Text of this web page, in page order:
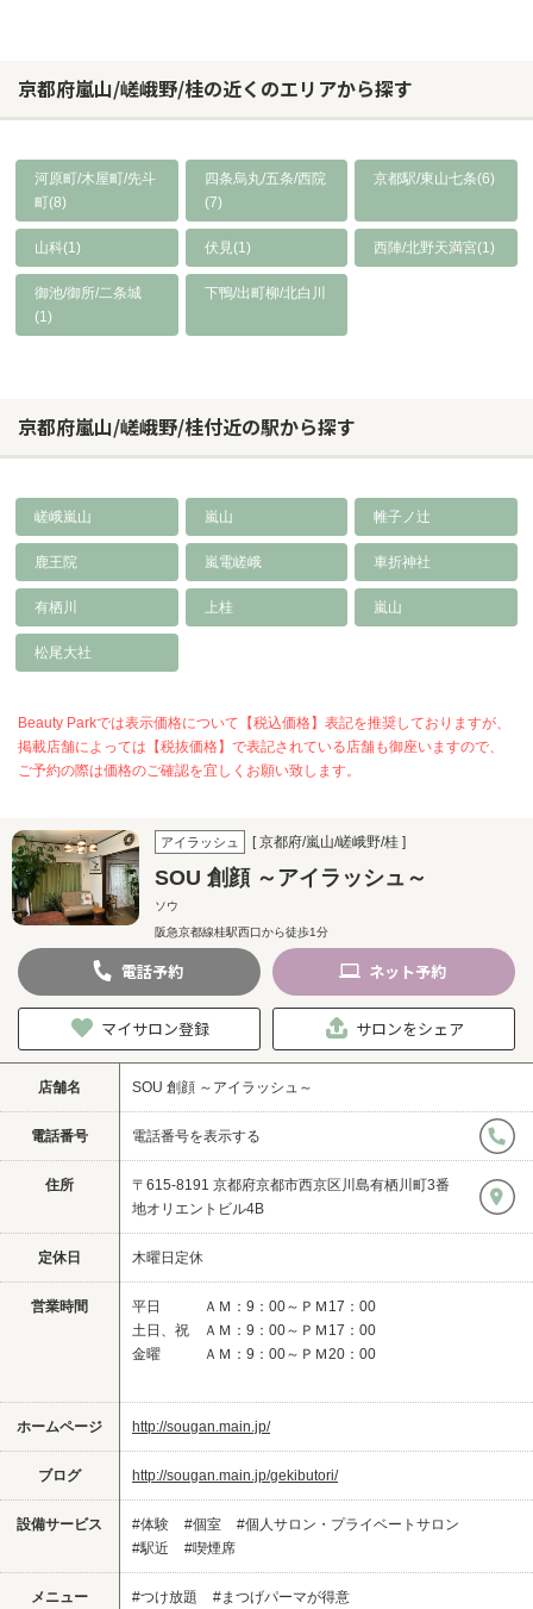
京都府嵐山/嵯峨野/桂の近くのエリアから探す
河原町/木屋町/先斗
町(8)
四条烏丸/五条/西院
(7)
京都駅/東山七条(6)
山科(1) 伏見(1) 西陣/北野天満宮(1)
御池/御所/二条城
(1)
下鴨/出町柳/北白川
京都府嵐山/嵯峨野/桂付近の駅から探す
嵯峨嵐山 嵐山 帷子ノ辻
鹿王院 嵐電嵯峨 車折神社
有栖川 上桂 嵐山
松尾大社
Beauty Parkでは表示価格について【税込価格】表記を推奨しておりますが、
掲載店舗によっては【税抜価格】で表記されている店舗も御座いますので、
ご予約の際は価格のご確認を宜しくお願い致します。
アイラッシュ [ 京都府/嵐山/嵯峨野/桂 ]
SOU 創顔 ～アイラッシュ～
ソウ
阪急京都線桂駅西口から徒歩1分
電話予約 ネット予約
マイサロン登録 サロンをシェア
店舗名 SOU 創顔 ～アイラッシュ～
電話番号 電話番号を表示する
住所
〒615-8191 京都府京都市西京区川島有栖川町3番
地オリエントビル4B
定休日 木曜日定休
営業時間
平日 ＡＭ：9：00～ＰＭ17：00
土日、祝 ＡＭ：9：00～ＰＭ17：00
金曜 ＡＭ：9：00～ＰＭ20：00
ホームページ http://sougan.main.jp/
ブログ http://sougan.main.jp/gekibutori/
設備サービス #体験 #個室
#個人サロン・プライベートサロン
#駅近
#喫煙席
メニュー #つけ放題 #まつげパーマが得意